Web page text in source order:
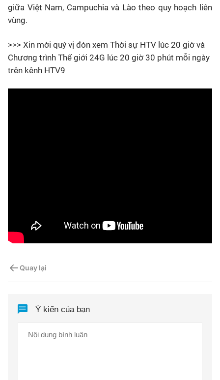
giữa Việt Nam, Campuchia và Lào theo quy hoạch liên
vùng.
>>> Xin mời quý vị đón xem Thời sự HTV lúc 20 giờ và
Chương trình Thế giới 24G lúc 20 giờ 30 phút mỗi ngày
trên kênh HTV9
Quay lại
Ý kiến của bạn